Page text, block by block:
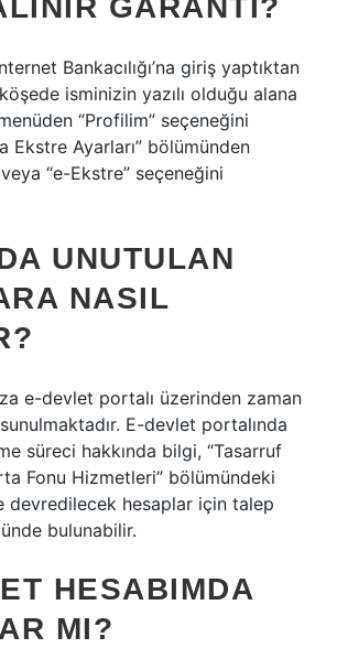
GARANTI?
Bankacılığı’na giriş yaptıktan
isminizin yazılı olduğu alana
“Profilim” seçeneğini
Ekstre Ayarları” bölümünden
“e-Ekstre” seçeneğini
UNUTULAN
NASIL
e-devlet portalı üzerinden zaman
E-devlet portalında
süreci hakkında bilgi, “Tasarruf
Fonu Hizmetleri” bölümündeki
devredilecek hesaplar için talep
bulunabilir.
HESABIMDA
MI?